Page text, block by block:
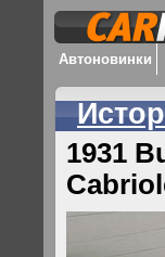
Автоновинки
1931